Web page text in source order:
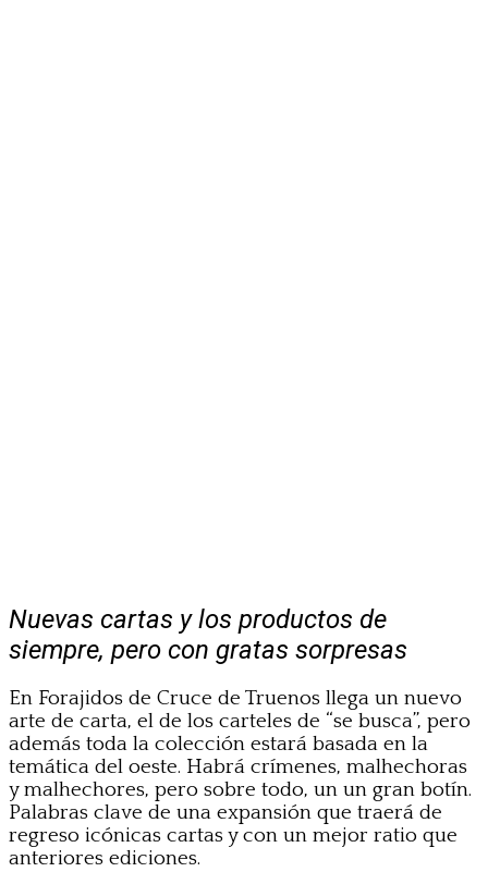
Nuevas cartas y los productos de
siempre, pero con gratas sorpresas
En Forajidos de Cruce de Truenos llega un nuevo
arte de carta, el de los carteles de “se busca”, pero
además toda la colección estará basada en la
temática del oeste. Habrá crímenes, malhechoras
y malhechores, pero sobre todo, un un gran botín.
Palabras clave de una expansión que traerá de
regreso icónicas cartas y con un mejor ratio que
anteriores ediciones.